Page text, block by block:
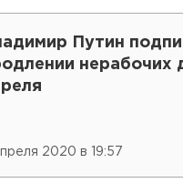
Путин
нерабочих
2020 в 19:57